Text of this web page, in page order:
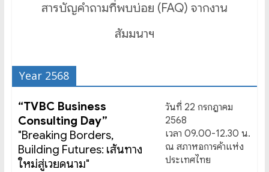
สารบัญคำถามที่พบบ่อย (FAQ) จากงาน
สัมมนาฯ
Year 2568
“TVBC Business
Consulting Day”
"Breaking Borders,
Building Futures: เส้นทาง
ใหม่สู่เวียดนาม"
วันที่ 22 กรกฎาคม
2568
เวลา 09.00-12.30 น.
ณ สภาหอการค้าแห่ง
ประเทศไทย